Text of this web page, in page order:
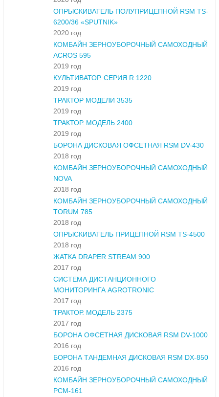
ОПРЫСКИВАТЕЛЬ ПОЛУПРИЦЕПНОЙ RSM TS-
6200/36 «SPUTNIK»
2020 год
КОМБАЙН ЗЕРНОУБОРОЧНЫЙ САМОХОДНЫЙ
ACROS 595
2019 год
КУЛЬТИВАТОР. СЕРИЯ R 1220
2019 год
ТРАКТОР МОДЕЛИ 3535
2019 год
ТРАКТОР. МОДЕЛЬ 2400
2019 год
БОРОНА ДИСКОВАЯ ОФСЕТНАЯ RSM DV-430
2018 год
КОМБАЙН ЗЕРНОУБОРОЧНЫЙ САМОХОДНЫЙ
NOVA
2018 год
КОМБАЙН ЗЕРНОУБОРОЧНЫЙ САМОХОДНЫЙ
TORUM 785
2018 год
ОПРЫСКИВАТЕЛЬ ПРИЦЕПНОЙ RSM TS-4500
2018 год
ЖАТКА DRAPER STREAM 900
2017 год
СИСТЕМА ДИСТАНЦИОННОГО
МОНИТОРИНГА AGROTRONIC
2017 год
ТРАКТОР. МОДЕЛЬ 2375
2017 год
БОРОНА ОФСЕТНАЯ ДИСКОВАЯ RSM DV-1000
2016 год
БОРОНА ТАНДЕМНАЯ ДИСКОВАЯ RSM DX-850
2016 год
КОМБАЙН ЗЕРНОУБОРОЧНЫЙ САМОХОДНЫЙ
РСМ-161